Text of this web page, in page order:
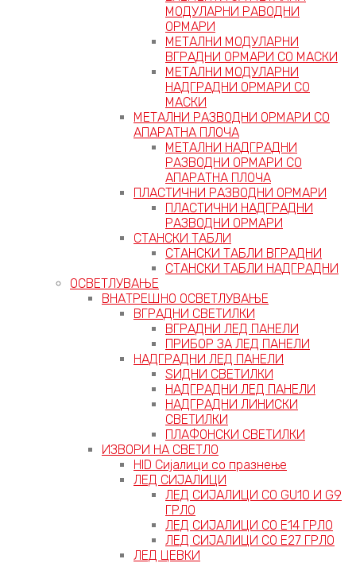
МОДУЛАРНИ РАВОДНИ
ОРМАРИ
МЕТАЛНИ МОДУЛАРНИ
ВГРАДНИ ОРМАРИ СО МАСКИ
МЕТАЛНИ МОДУЛАРНИ
НАДГРАДНИ ОРМАРИ СО
МАСКИ
МЕТАЛНИ РАЗВОДНИ ОРМАРИ СО
АПАРАТНА ПЛОЧА
МЕТАЛНИ НАДГРАДНИ
РАЗВОДНИ ОРМАРИ СО
АПАРАТНА ПЛОЧА
ПЛАСТИЧНИ РАЗВОДНИ ОРМАРИ
ПЛАСТИЧНИ НАДГРАДНИ
РАЗВОДНИ ОРМАРИ
СТАНСКИ ТАБЛИ
СТАНСКИ ТАБЛИ ВГРАДНИ
СТАНСКИ ТАБЛИ НАДГРАДНИ
ОСВЕТЛУВАЊЕ
ВНАТРЕШНО ОСВЕТЛУВАЊЕ
ВГРАДНИ СВЕТИЛКИ
ВГРАДНИ ЛЕД ПАНЕЛИ
ПРИБОР ЗА ЛЕД ПАНЕЛИ
НАДГРАДНИ ЛЕД ПАНЕЛИ
ЅИДНИ СВЕТИЛКИ
НАДГРАДНИ ЛЕД ПАНЕЛИ
НАДГРАДНИ ЛИНИСКИ
СВЕТИЛКИ
ПЛАФОНСКИ СВЕТИЛКИ
ИЗВОРИ НА СВЕТЛО
HID Сијалици со празнење
ЛЕД СИЈАЛИЦИ
ЛЕД СИЈАЛИЦИ СО GU10 И G9
ГРЛО
ЛЕД СИЈАЛИЦИ СО Е14 ГРЛО
ЛЕД СИЈАЛИЦИ СО Е27 ГРЛО
ЛЕД ЦЕВКИ